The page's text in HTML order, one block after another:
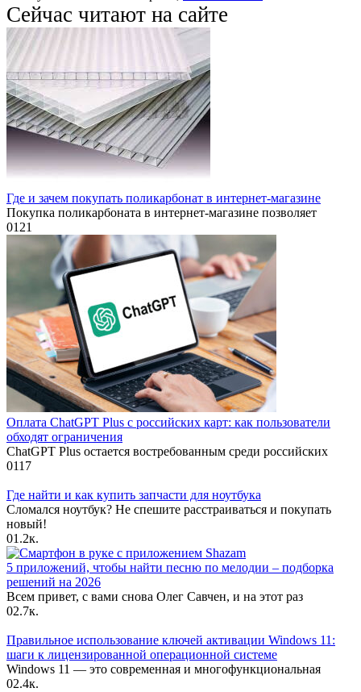
Сейчас читают на сайте
Где и зачем покупать поликарбонат в интернет-магазине
Покупка поликарбоната в интернет-магазине позволяет
0121
Оплата ChatGPT Plus с российских карт: как пользователи
обходят ограничения
ChatGPT Plus остается востребованным среди российских
0117
Где найти и как купить запчасти для ноутбука
Сломался ноутбук? Не спешите расстраиваться и покупать
новый!
01.2к.
5 приложений, чтобы найти песню по мелодии – подборка
решений на 2026
Всем привет, с вами снова Олег Савчен, и на этот раз
02.7к.
Правильное использование ключей активации Windows 11:
шаги к лицензированной операционной системе
Windows 11 — это современная и многофункциональная
02.4к.